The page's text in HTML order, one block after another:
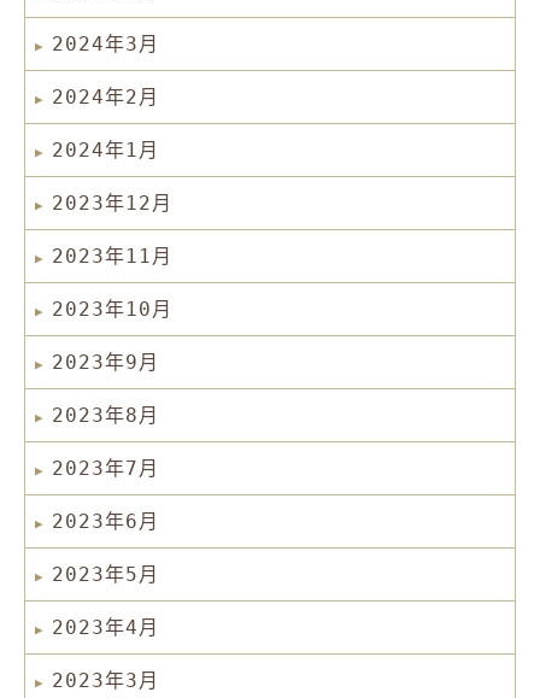
2024年3月
2024年2月
2024年1月
2023年12月
2023年11月
2023年10月
2023年9月
2023年8月
2023年7月
2023年6月
2023年5月
2023年4月
2023年3月